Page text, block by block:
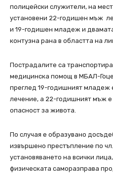
полицейски служители, на
установени 22-годишен мъж
и 19-годишен младеж и
контузна рана в областта на
Пострадалите са
медицинска помощ в МБАЛ-
преглед 19-годишният младеж
лечение, а 22-годишният мъж е
опасност за живота.
По случая е образувано
извършено престъпление по
установяването на всички
физическата саморазправа